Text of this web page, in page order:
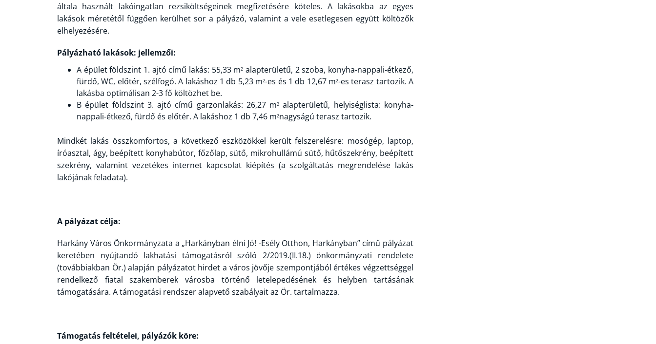
általa használt lakóingatlan rezsiköltségeinek megfizetésére köteles. A lakásokba az egyes
lakások méretétől függően kerülhet sor a pályázó, valamint a vele esetlegesen együtt költözők
elhelyezésére.
Pályázható lakások: jellemzői:
A épület földszint 1. ajtó című lakás: 55,33 m2 alapterületű, 2 szoba, konyha-nappali-étkező,
fürdő, WC, előtér, szélfogó. A lakáshoz 1 db 5,23 m2-es és 1 db 12,67 m2-es terasz tartozik. A
lakásba optimálisan 2-3 fő költözhet be.
B épület földszint 3. ajtó című garzonlakás: 26,27 m2 alapterületű, helyiséglista: konyha-
nappali-étkező, fürdő és előtér. A lakáshoz 1 db 7,46 m2nagyságú terasz tartozik.
Mindkét lakás összkomfortos, a következő eszközökkel került felszerelésre: mosógép, laptop,
íróasztal, ágy, beépített konyhabútor, főzőlap, sütő, mikrohullámú sütő, hűtőszekrény, beépített
szekrény, valamint vezetékes internet kapcsolat kiépítés (a szolgáltatás megrendelése lakás
lakójának feladata).
A pályázat célja:
Harkány Város Önkormányzata a „Harkányban élni Jó! -Esély Otthon, Harkányban” című pályázat
keretében nyújtandó lakhatási támogatásról szóló 2/2019.(II.18.) önkormányzati rendelete
(továbbiakban Ör.) alapján pályázatot hirdet a város jövője szempontjából értékes végzettséggel
rendelkező fiatal szakemberek városba történő letelepedésének és helyben tartásának
támogatására. A támogatási rendszer alapvető szabályait az Ör. tartalmazza.
Támogatás feltételei, pályázók köre: